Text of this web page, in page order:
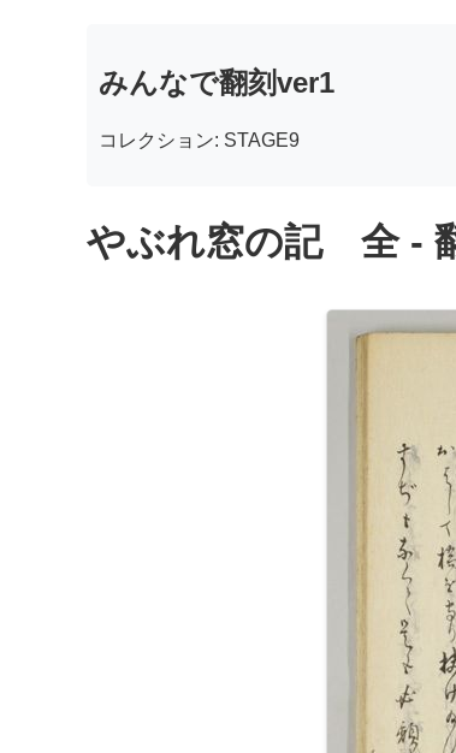
みんなで翻刻ver1
コレクション: STAGE9
やぶれ窓の記 全 -